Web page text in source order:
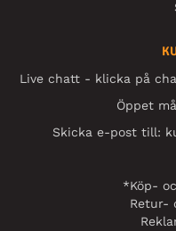
Live chatt - klicka på
Öppet
Skicka e-post till:
*Köp-
Retur-